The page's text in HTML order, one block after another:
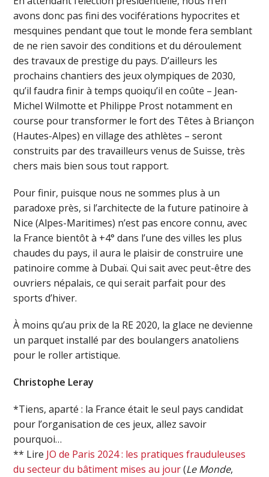
avons donc pas fini des vociférations hypocrites et
mesquines pendant que tout le monde fera semblant
de ne rien savoir des conditions et du déroulement
des travaux de prestige du pays. D’ailleurs les
prochains chantiers des jeux olympiques de 2030,
qu’il faudra finir à temps quoiqu’il en coûte – Jean-
Michel Wilmotte et Philippe Prost notamment en
course pour transformer le fort des Têtes à Briançon
(Hautes-Alpes) en village des athlètes – seront
construits par des travailleurs venus de Suisse, très
chers mais bien sous tout rapport.
Pour finir, puisque nous ne sommes plus à un
paradoxe près, si l’architecte de la future patinoire à
Nice (Alpes-Maritimes) n’est pas encore connu, avec
la France bientôt à +4° dans l’une des villes les plus
chaudes du pays, il aura le plaisir de construire une
patinoire comme à Dubaï. Qui sait avec peut-être des
ouvriers népalais, ce qui serait parfait pour des
sports d’hiver.
À moins qu’au prix de la RE 2020, la glace ne devienne
un parquet installé par des boulangers anatoliens
pour le roller artistique.
Christophe Leray
*Tiens, aparté : la France était le seul pays candidat
pour l’organisation de ces jeux, allez savoir
pourquoi…
** Lire JO de Paris 2024 : les pratiques frauduleuses
du secteur du bâtiment mises au jour(Le Monde,